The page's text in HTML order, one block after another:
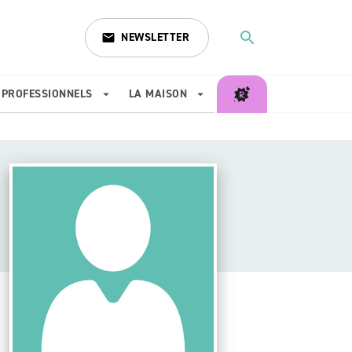
email NEWSLETTER search
PROFESSIONNELS arrow_drop_down LA MAISON arrow_drop_down
search